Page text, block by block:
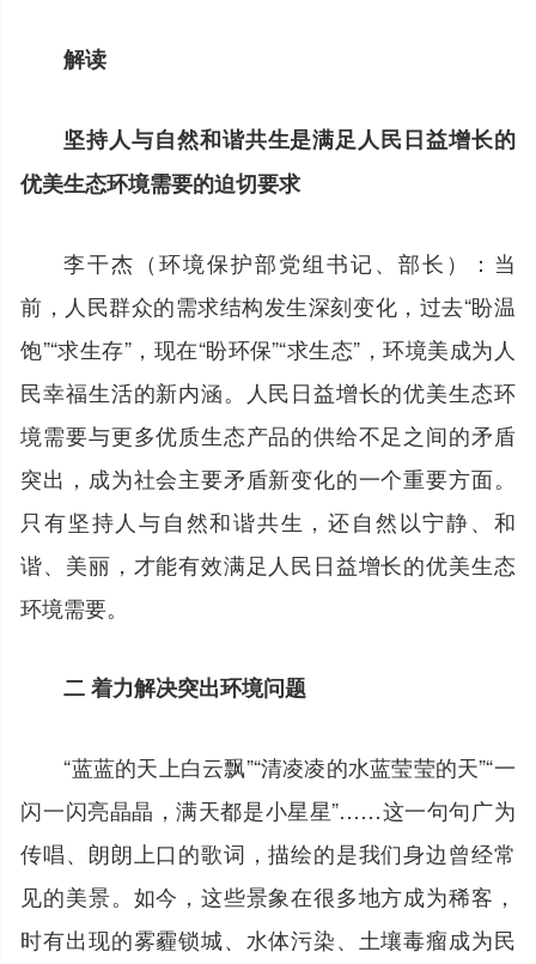
解读
坚持人与自然和谐共生是满足人民日益增长的
优美生态环境需要的迫切要求
李干杰（环境保护部党组书记、部长）：当
前，人民群众的需求结构发生深刻变化，过去“盼温
饱”“求生存”，现在“盼环保”“求生态”，环境美成为人
民幸福生活的新内涵。人民日益增长的优美生态环
境需要与更多优质生态产品的供给不足之间的矛盾
突出，成为社会主要矛盾新变化的一个重要方面。
只有坚持人与自然和谐共生，还自然以宁静、和
谐、美丽，才能有效满足人民日益增长的优美生态
环境需要。
二 着力解决突出环境问题
“蓝蓝的天上白云飘”“清凌凌的水蓝莹莹的天”“一
闪一闪亮晶晶，满天都是小星星”……这一句句广为
传唱、朗朗上口的歌词，描绘的是我们身边曾经常
见的美景。如今，这些景象在很多地方成为稀客，
时有出现的雾霾锁城、水体污染、土壤毒瘤成为民